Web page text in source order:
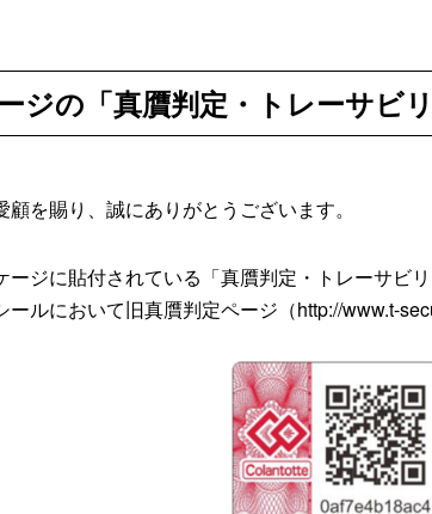
ジの「真贋判定・トレーサビ
を賜り、誠にありがとうございます。
ージに貼付されている「真贋判定・トレーサビ
ルにおいて旧真贋判定ページ（http://www.t-